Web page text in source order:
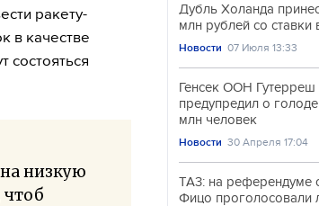
ракету-
в качестве
состояться
низкую
Дубль Холанда
млн рублей со ставки
Новости 07 Июля 13:33
Генсек ООН Гутерреш
предупредил о
млн человек
Новости 30 Апреля 17:04
ТА3: на референдуме
Фицо проголосовали